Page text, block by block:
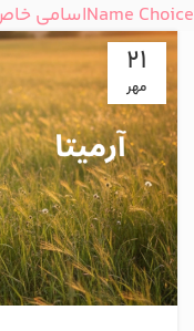
Name Choiceاسامی
21
مهر